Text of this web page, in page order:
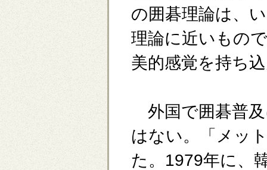
の囲碁理論は、
理論に近いもの
美的感覚を持ち
外国で囲碁普
はない。「メッ
た。1979年に、